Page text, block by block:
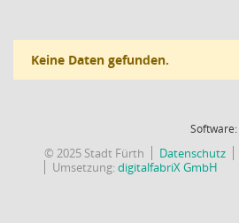
Keine Daten gefunden.
Software:
© 2025 Stadt Fürth Datenschutz
Umsetzung:digitalfabriX GmbH